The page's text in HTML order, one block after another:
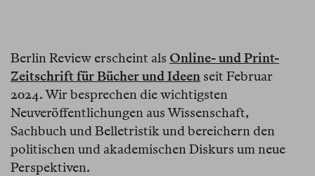
Berlin Review erscheint als Online- und Print-
Zeitschrift für Bücher und Ideen seit Februar
2024. Wir besprechen die wichtigsten
Neuveröffentlichungen aus Wissenschaft,
Sachbuch und Belletristik und bereichern den
politischen und akademischen Diskurs um neue
Perspektiven.